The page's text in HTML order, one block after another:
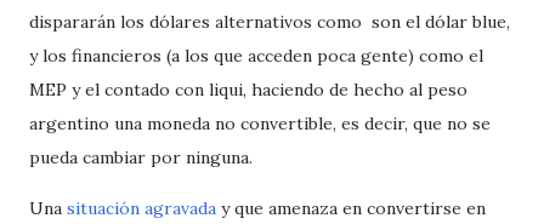
dispararán los dólares alternativos como son el dólar blue,
y los financieros (a los que acceden poca gente) como el
MEP y el contado con liqui, haciendo de hecho al peso
argentino una moneda no convertible, es decir, que no se
pueda cambiar por ninguna.
Una situación agravada y que amenaza en convertirse en